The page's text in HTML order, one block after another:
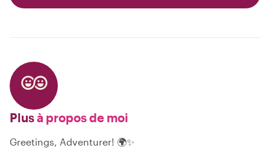
Plusà propos de moi
Greetings, Adventurer! 🌍✨